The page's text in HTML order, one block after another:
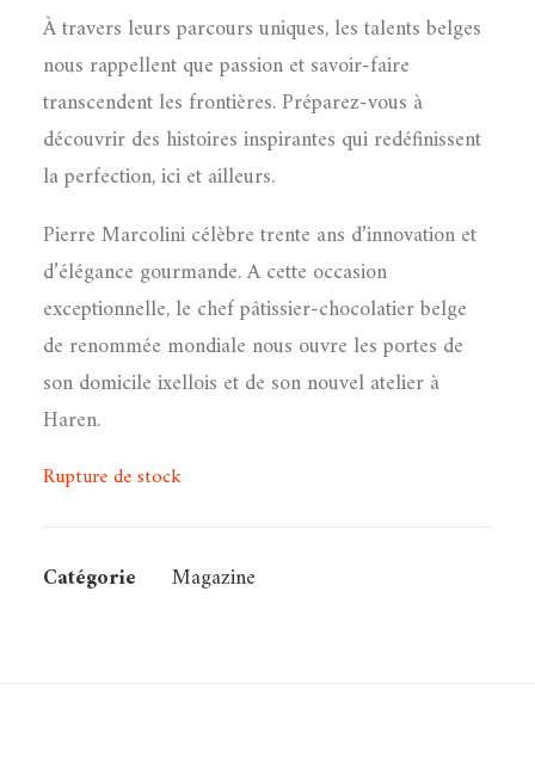
À travers leurs parcours uniques, les talents belges
nous rappellent que passion et savoir-faire
transcendent les frontières. Préparez-vous à
découvrir des histoires inspirantes qui redéfinissent
la perfection, ici et ailleurs.
Pierre Marcolini célèbre trente ans d’innovation et
d’élégance gourmande. A cette occasion
exceptionnelle, le chef pâtissier-chocolatier belge
de renommée mondiale nous ouvre les portes de
son domicile ixellois et de son nouvel atelier à
Haren.
Rupture de stock
Catégorie Magazine